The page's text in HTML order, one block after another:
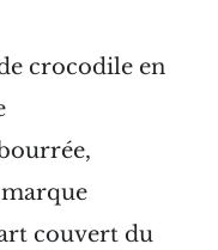
crocodile en
couvert du